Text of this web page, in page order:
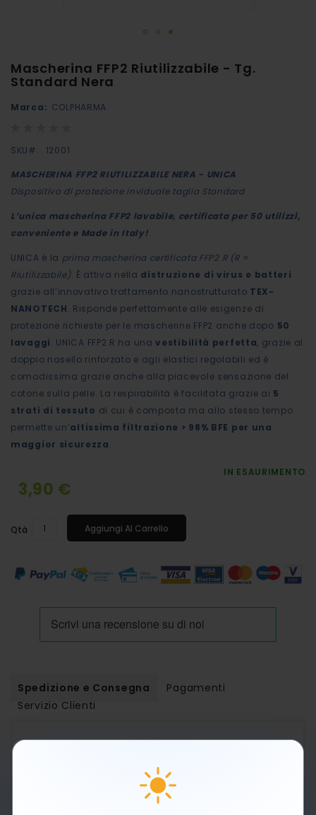
Spedizione e Consegna
Pagamenti
Servizio Clienti
Spedizione gratuita perordini sopra i 50,00 €.
PAUSA ESTIVA: LE SPEDIZIONI RIPRENDERANNO A
Mascherina FFP2 Riutilizzabile - Tg.
Standard Nera
Marca: COLPHARMA
SKU
12001
MASCHERINA FFP2 RIUTILIZZABILE NERA - UNICA
Dispositivo di protezione inviduale taglia Standard
L’unica mascherina FFP2 lavabile, certificata per 50 utilizzi,
conveniente e Made in Italy!
UNICA è la prima mascherina certificata FFP2 R (R =
Riutilizzabile). È attiva nella distruzione di virus e batteri
grazie all’innovativo trattamento nanostrutturato TEX-
NANOTECH. Risponde perfettamente alle esigenze di
protezione richieste per le mascherine FFP2 anche dopo 50
lavaggi. UNICA FFP2 R ha unavestibilità perfetta, grazie al
doppio nasello rinforzato e agli elastici regolabili ed è
comodissima grazie anche alla piacevole sensazione del
cotone sulla pelle. La respirabilità è facilitata grazie ai 5
strati di tessuto di cui è composta ma allo stesso tempo
permette un’altissima filtrazione > 98% BFE per una
maggior sicurezza.
IN ESAURIMENTO
3,90 €
Qtà Aggiungi Al Carrello
Vai